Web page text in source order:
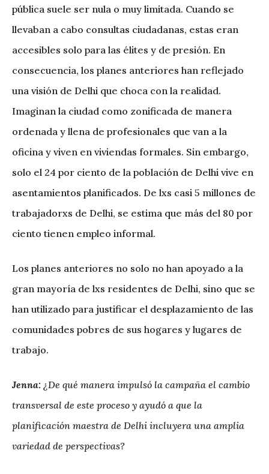
pública suele ser nula o muy limitada. Cuando se
llevaban a cabo consultas ciudadanas, estas eran
accesibles solo para las élites y de presión. En
consecuencia, los planes anteriores han reflejado
una visión de Delhi que choca con la realidad.
Imaginan la ciudad como zonificada de manera
ordenada y llena de profesionales que van a la
oficina y viven en viviendas formales. Sin embargo,
solo el 24 por ciento de la población de Delhi vive en
asentamientos planificados. De lxs casi 5 millones de
trabajadorxs de Delhi, se estima que más del 80 por
ciento tienen empleo informal.
Los planes anteriores no solo no han apoyado a la
gran mayoría de lxs residentes de Delhi, sino que se
han utilizado para justificar el desplazamiento de las
comunidades pobres de sus hogares y lugares de
trabajo.
Jenna: ¿De qué manera impulsó la campaña el cambio
transversal de este proceso y ayudó a que la
planificación maestra de Delhi incluyera una amplia
variedad de perspectivas?